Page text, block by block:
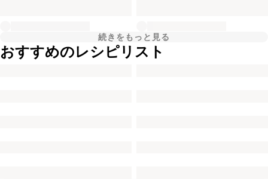
続きをもっと見る
おすすめのレシピリスト